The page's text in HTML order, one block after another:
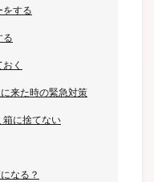
をする
る
く
来た時の緊急対策
箱に捨てない
なる？